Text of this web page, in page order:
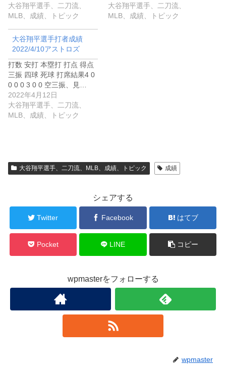
大谷翔平選手、二刀流、
MLB、成績、トピック
大谷翔平選手、二刀流、
MLB、成績、トピック
大谷翔平選手打者成績
2022/4/10アストロズ
打数 安打 本塁打 打点 得点
三振 四球 死球 打席結果4 0
0 0 0 3 0 0 空三振、見…
2022年4月12日
大谷翔平選手、二刀流、
MLB、成績、トピック
大谷翔平選手、二刀流、MLB、成績、トピック 成績
シェアする
Twitter Facebook はてブ
Pocket LINE コピー
wpmasterをフォローする
wpmaster